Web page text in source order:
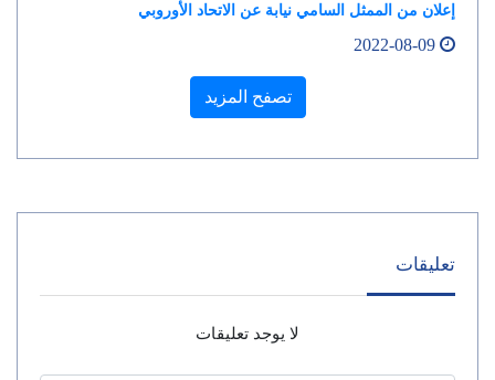
إعلان من الممثل السامي نيابة عن الاتحاد الأوروبي
تصفح المزيد
تعليقات
لا يوجد تعليقات